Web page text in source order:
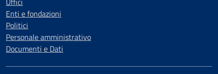
Enti e fondazioni
Politici
Personale amministrativo
Documenti e Dati